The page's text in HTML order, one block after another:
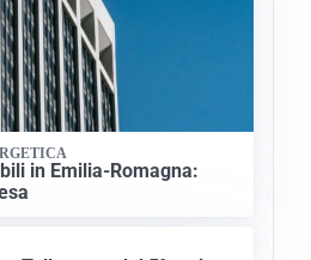
in Emilia-Romagna: